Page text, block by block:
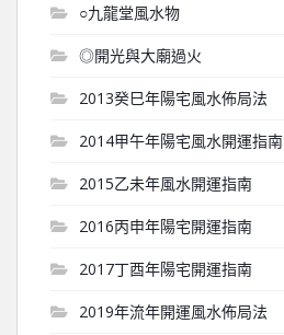
○九龍堂風水物
◎開光與大廟過火
2013癸巳年陽宅風水佈局法
2014甲午年陽宅風水開運指南
2015乙未年風水開運指南
2016丙申年陽宅開運指南
2017丁酉年陽宅開運指南
2019年流年開運風水佈局法